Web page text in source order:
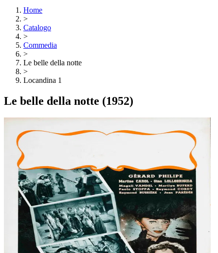
Home
>
Catalogo
>
Commedia
>
Le belle della notte
>
Locandina 1
Le belle della notte (1952)